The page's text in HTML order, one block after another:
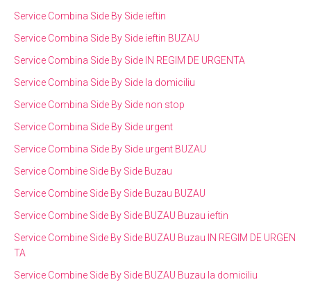
Service Combina Side By Side ieftin
Service Combina Side By Side ieftin BUZAU
Service Combina Side By Side IN REGIM DE URGENTA
Service Combina Side By Side la domiciliu
Service Combina Side By Side non stop
Service Combina Side By Side urgent
Service Combina Side By Side urgent BUZAU
Service Combine Side By Side Buzau
Service Combine Side By Side Buzau BUZAU
Service Combine Side By Side BUZAU Buzau ieftin
Service Combine Side By Side BUZAU Buzau IN REGIM DE URGEN
TA
Service Combine Side By Side BUZAU Buzau la domiciliu